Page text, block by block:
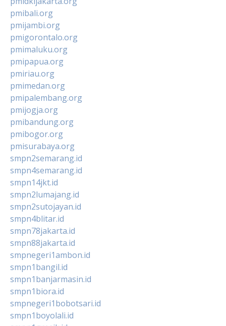
pmibali.org
pmijambi.org
pmigorontalo.org
pmimaluku.org
pmipapua.org
pmiriau.org
pmimedan.org
pmipalembang.org
pmijogja.org
pmibandung.org
pmibogor.org
pmisurabaya.org
smpn2semarang.id
smpn4semarang.id
smpn14jkt.id
smpn2lumajang.id
smpn2sutojayan.id
smpn4blitar.id
smpn78jakarta.id
smpn88jakarta.id
smpnegeri1ambon.id
smpn1bangil.id
smpn1banjarmasin.id
smpn1biora.id
smpnegeri1bobotsari.id
smpn1boyolali.id